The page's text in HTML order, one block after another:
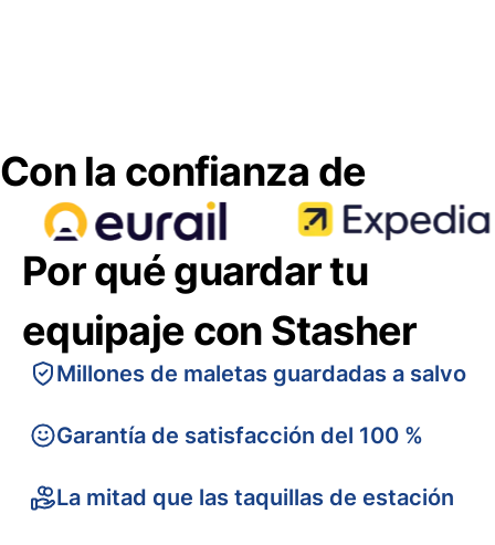
Con la confianza de
Por qué guardar tu
equipaje con Stasher
Millones de maletas guardadas a salvo
Garantía de satisfacción del 100 %
La mitad que las taquillas de estación